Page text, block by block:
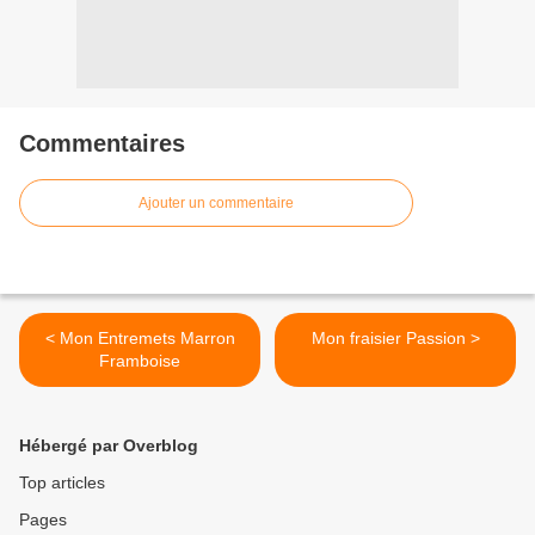
Commentaires
Ajouter un commentaire
< Mon Entremets Marron
Framboise
Mon fraisier Passion >
Hébergé par Overblog
Top articles
Pages